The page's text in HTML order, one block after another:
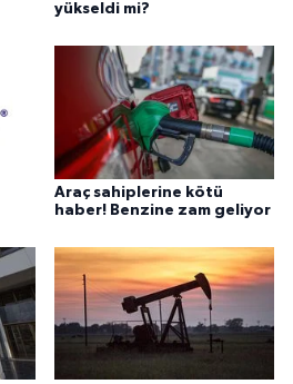
yükseldi mi?
Araç sahiplerine kötü
haber! Benzine zam geliyor